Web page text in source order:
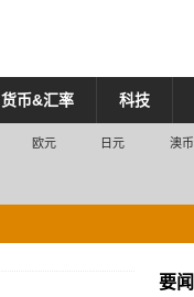
货币&汇率 科技
欧元 日元 澳币
要闻